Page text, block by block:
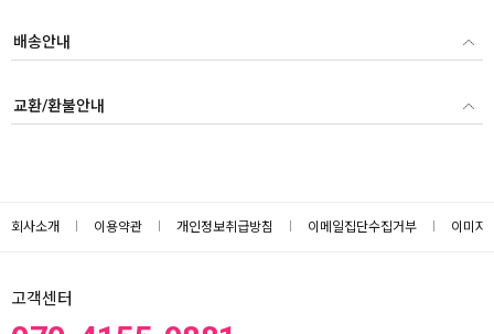
배송안내
교환/환불안내
회사소개 이용약관 개인정보취급방침 이메일집단수집거부 이미지
고객센터